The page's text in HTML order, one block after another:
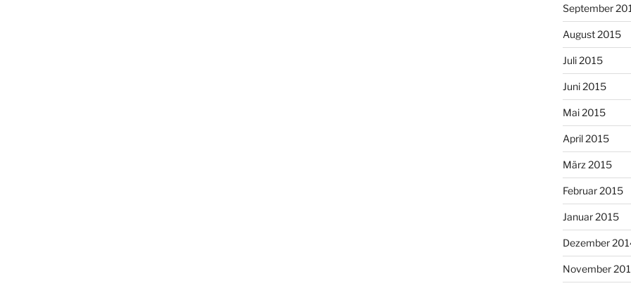
September
August 2015
Juli 2015
Juni 2015
Mai 2015
April 2015
März 2015
Februar 2015
Januar 2015
Dezember
November